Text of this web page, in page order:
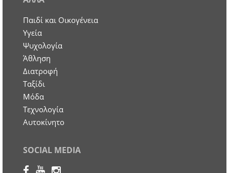
Παιδί και Οικογένεια
Υγεία
Ψυχολογία
Άθληση
Διατροφή
Ταξίδι
Μόδα
Τεχνολογία
Αυτοκίνητο
SOCIAL MEDIA